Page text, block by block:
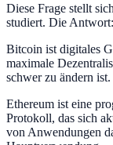
Diese Frage stellt
studiert. Die
Bitcoin ist digitales
maximale
schwer zu ändern
Ethereum ist eine
Protokoll, das sich
von Anwendungen